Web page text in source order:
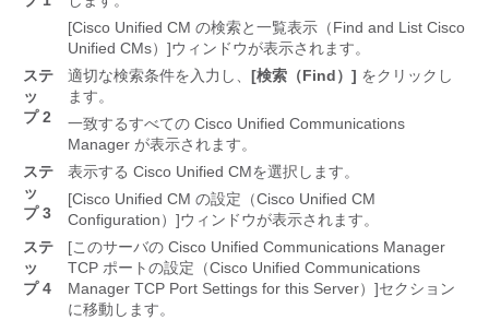
[Cisco Unified CM の検索と一覧表示（Find and List Cisco
Unified CMs）]ウィンドウが表示されます。
ステ
ッ
プ 2
適切な検索条件を入力し、 [検索（Find）] をクリックし
ます。
一致するすべての Cisco Unified Communications
Manager が表示されます。
ステ
ッ
プ 3
表示する Cisco Unified CMを選択します。
[Cisco Unified CM の設定（Cisco Unified CM
Configuration）]ウィンドウが表示されます。
ステ
ッ
プ 4
[このサーバの Cisco Unified Communications Manager
TCP ポートの設定（Cisco Unified Communications
Manager TCP Port Settings for this Server）]セクション
に移動します。